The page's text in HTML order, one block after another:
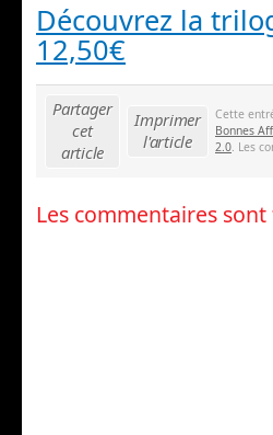
Découvrez la
12,50€
Partager
cet
article
Imprimer
l'article
Cette
Bonnes
2.0. Les
Les commentaires sont